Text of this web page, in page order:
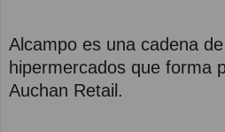
Alcampo es una cadena
hipermercados que forma
Auchan Retail.